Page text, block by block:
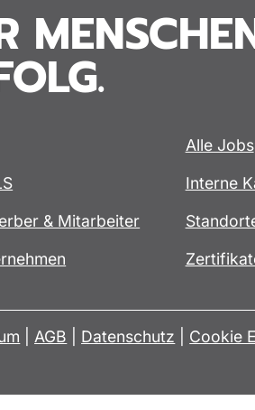
& Mitarbeiter
Alle Jobs
Interne
AGB Datenschutz Cookie